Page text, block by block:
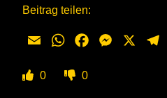
Beitrag teilen:
Email WhatsAppFacebook
0 0